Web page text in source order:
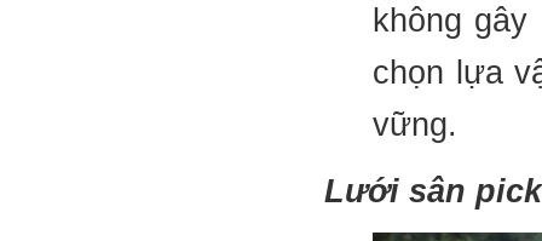
không
chọn lựa
vững.
Lưới sân